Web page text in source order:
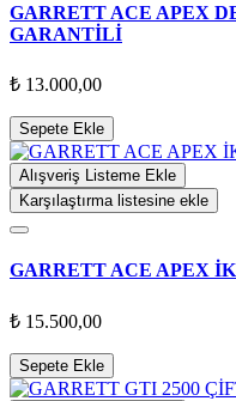
GARRETT ACE APEX
GARANTİLİ
₺ 13.000,00
Sepete Ekle
Alışveriş Listeme Ekle
Karşılaştırma listesine ekle
GARRETT ACE APEX
₺ 15.500,00
Sepete Ekle